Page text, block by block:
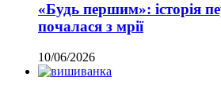
«Будь першим»: історія
почалася з мрії
10/06/2026